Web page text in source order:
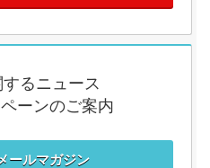
るニュース
ーンのご案内
ールマガジン